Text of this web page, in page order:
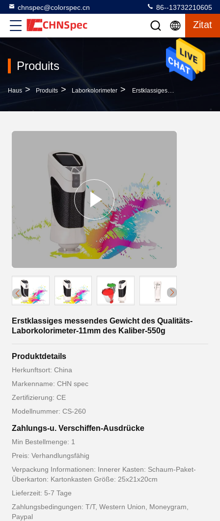
chnspec@colorspec.cn 86--13732210605
Zitat
Produits
Haus > Produits > Laborkolorimeter > Erstklassiges Messendes Gewicht Des Qualitäts-Laborkolorimeter-11mm Des Kaliber-550g
Erstklassiges messendes Gewicht des Qualitäts-
Laborkolorimeter-11mm des Kaliber-550g
Produktdetails
Herkunftsort: China
Markenname: CHN spec
Zertifizierung: CE
Modellnummer: CS-260
Zahlungs-u. Verschiffen-Ausdrücke
Min Bestellmenge: 1
Preis: Verhandlungsfähig
Verpackung Informationen: Innerer Kasten: Schaum-Paket-
Überkarton: Kartonkasten Größe: 25x21x20cm
Lieferzeit: 5-7 Tage
Zahlungsbedingungen: T/T, Western Union, Moneygram,
Paypal